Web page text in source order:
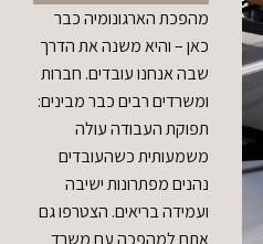
מהפכת הארגונומיה כבר
כאן – והיא משנה את הדרך
שבה אנחנו עובדים. חברות
ומשרדים רבים כבר מבינים:
תפוקת העבודה עולה
משמעותית כשהעובדים
נהנים מפתרונות ישיבה
ועמידה בריאים. הצטרפו גם
אתם למהפכה עם משרד